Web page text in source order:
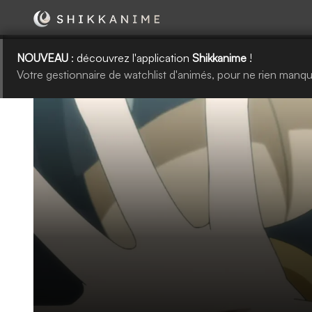
NOUVEAU : découvrez l'application Shikkanime !
Votre gestionnaire de watchlist d'animés, pour ne rien